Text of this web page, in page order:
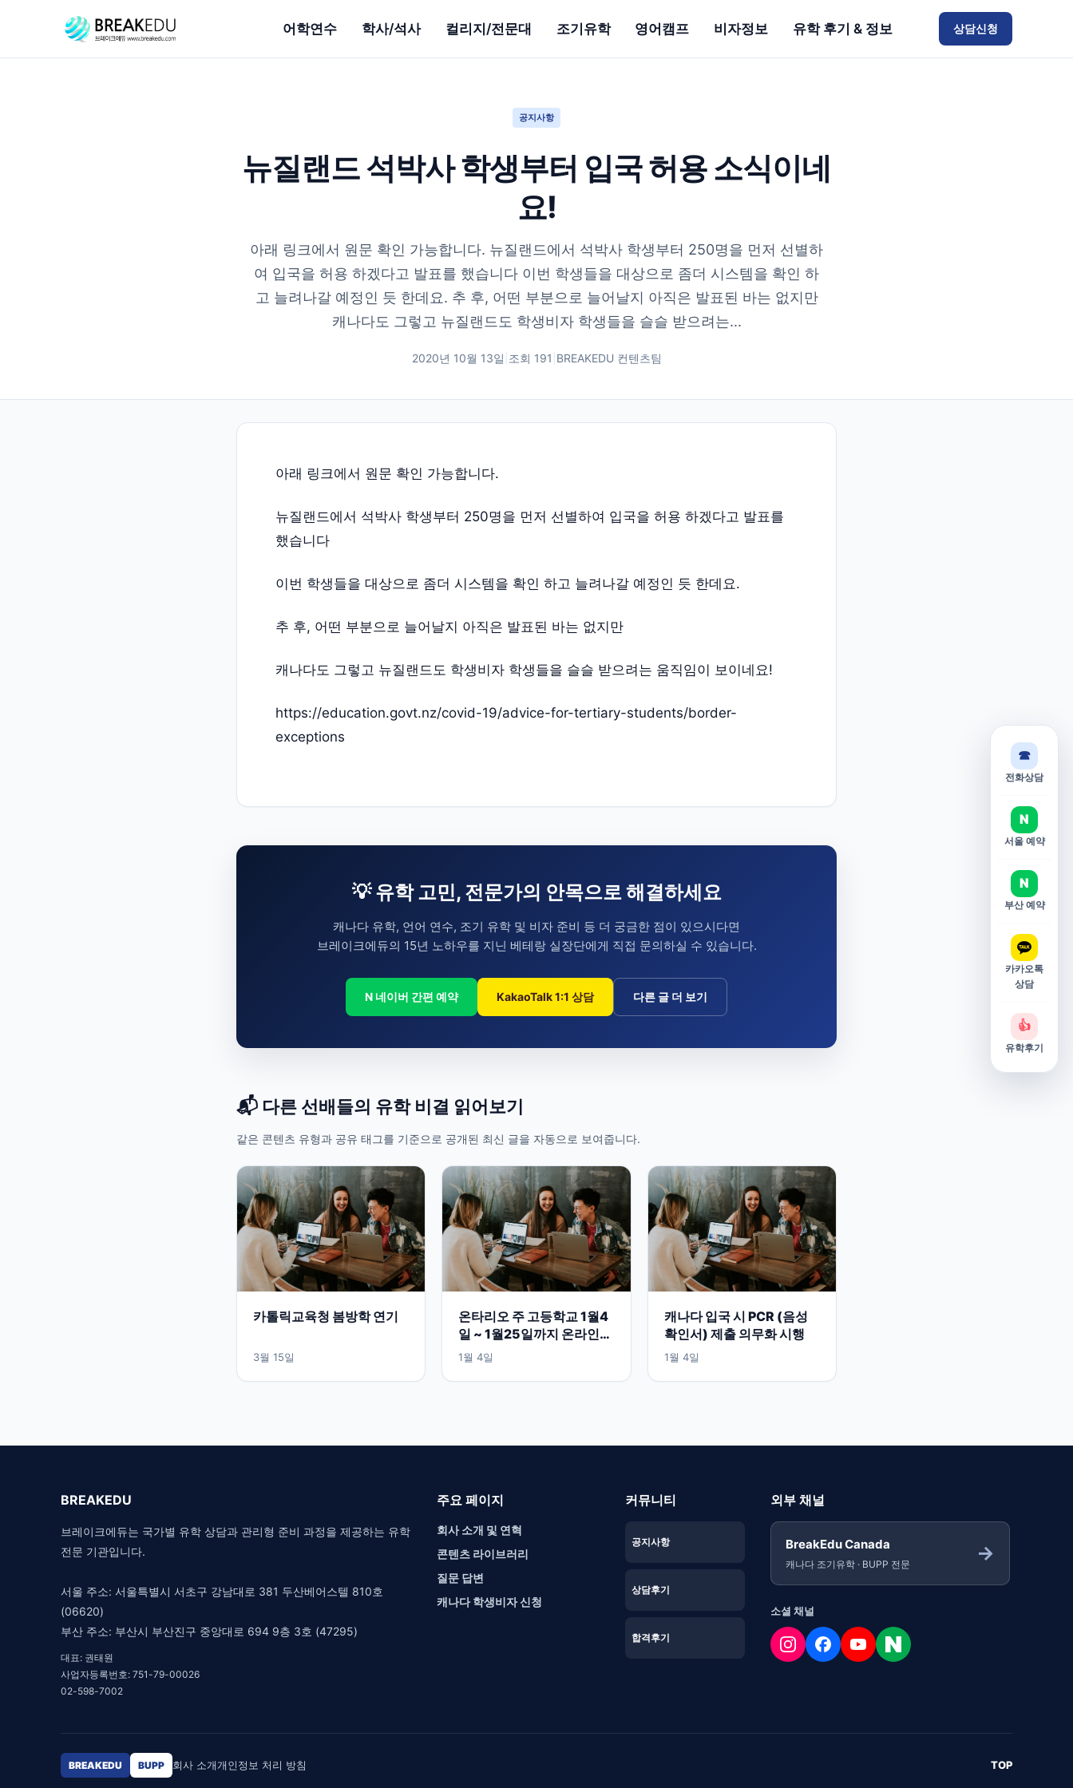
어학연수 학사/석사 컬리지/전문대 조기유학 영어캠프 비자정보 유학 후기 & 정보 상담신청
공지사항
뉴질랜드 석박사 학생부터 입국 허용 소식이네
요!
아래 링크에서 원문 확인 가능합니다. 뉴질랜드에서 석박사 학생부터 250명을 먼저 선별하
여 입국을 허용 하겠다고 발표를 했습니다 이번 학생들을 대상으로 좀더 시스템을 확인 하
고 늘려나갈 예정인 듯 한데요. 추 후, 어떤 부분으로 늘어날지 아직은 발표된 바는 없지만
캐나다도 그렇고 뉴질랜드도 학생비자 학생들을 슬슬 받으려는...
2020년 10월 13일 조회 191 BREAKEDU 컨텐츠팀
아래 링크에서 원문 확인 가능합니다.
뉴질랜드에서 석박사 학생부터 250명을 먼저 선별하여 입국을 허용 하겠다고 발표를
했습니다
이번 학생들을 대상으로 좀더 시스템을 확인 하고 늘려나갈 예정인 듯 한데요.
추 후, 어떤 부분으로 늘어날지 아직은 발표된 바는 없지만
캐나다도 그렇고 뉴질랜드도 학생비자 학생들을 슬슬 받으려는 움직임이 보이네요!
https://education.govt.nz/covid-19/advice-for-tertiary-students/border-
exceptions
💡 유학 고민, 전문가의 안목으로 해결하세요
캐나다 유학, 언어 연수, 조기 유학 및 비자 준비 등 더 궁금한 점이 있으시다면
브레이크에듀의 15년 노하우를 지닌 베테랑 실장단에게 직접 문의하실 수 있습니다.
N 네이버 간편 예약 KakaoTalk 1:1 상담 다른 글 더 보기
📬 다른 선배들의 유학 비결 읽어보기
같은 콘텐츠 유형과 공유 태그를 기준으로 공개된 최신 글을 자동으로 보여줍니다.
카톨릭교육청 봄방학 연기
3월 15일
온타리오 주 고등학교 1월4
일 ~ 1월25일까지 온라인
수업
1월 4일
캐나다 입국 시 PCR (음성
확인서) 제출 의무화 시행
1월 4일
BREAKEDU
브레이크에듀는 국가별 유학 상담과 관리형 준비 과정을 제공하는 유학
전문 기관입니다.
서울 주소: 서울특별시 서초구 강남대로 381 두산베어스텔 810호
(06620)
부산 주소: 부산시 부산진구 중앙대로 694 9층 3호 (47295)
대표: 권태원
사업자등록번호: 751-79-00026
02-598-7002
주요 페이지
회사 소개 및 연혁
콘텐츠 라이브러리
질문 답변
캐나다 학생비자 신청
커뮤니티
공지사항
상담후기
합격후기
외부 채널
BreakEdu Canada
캐나다 조기유학 · BUPP 전문 →
소셜 채널
BREAKEDU BUPP 회사 소개개인정보 처리 방침 TOP
☎
전화상담
N
서울 예약
N
부산 예약
카카오톡
상담
👍
유학후기